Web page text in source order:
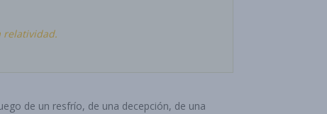
relatividad.
de un resfrío, de una decepción, de una